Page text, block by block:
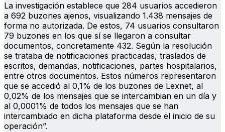
La investigación establece que 284 usuarios accedieron
a 692 buzones ajenos, visualizando 1.438 mensajes de
forma no autorizada. De estos, 74 usuarios consultaron
79 buzones en los que sí se llegaron a consultar
documentos, concretamente 432. Según la resolución
se trataba de notificaciones practicadas, traslados de
escritos, demandas, notificaciones, partes hospitalarios,
entre otros documentos. Estos números representaron
que se accedió al 0,1% de los buzones de Lexnet, al
0,02% de los mensajes que se intercambian en un día y
al 0,0001% de todos los mensajes que se han
intercambiado en dicha plataforma desde el inicio de su
operación”.